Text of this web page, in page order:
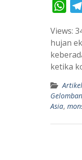
W
a
t
p
p
Views:
hujan
ketika
Asia,